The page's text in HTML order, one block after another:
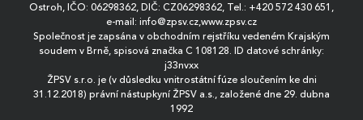
Ostroh, IČO: 06298362, DIČ: CZ06298362, Tel.: +420 572 430 651 ,
e-mail: info@zpsv.cz,www.zpsv.cz
Společnost je zapsána v obchodním rejstříku vedeném Krajským
soudem v Brně, spisová značka C 108128. ID datové schránky:
j33nvxx
ŽPSV s.r.o. je (v důsledku vnitrostátní fúze sloučením ke dni
31.12.2018) právní nástupkyní ŽPSV a.s., založené dne 29. dubna
1992